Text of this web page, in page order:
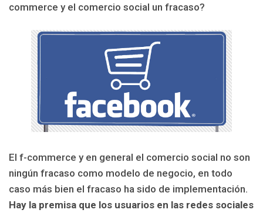
commerce y el comercio social un fracaso?
El f-commerce y en general el comercio social no son
ningún fracaso como modelo de negocio, en todo
caso más bien el fracaso ha sido de implementación.
Hay la premisa que los usuarios en las redes sociales